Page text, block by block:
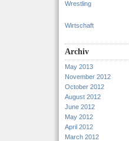
Wrestling
Wirtschaft
Archiv
May 2013
November 2012
October 2012
August 2012
June 2012
May 2012
April 2012
March 2012